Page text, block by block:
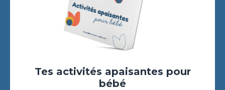
Tes activités apaisantes pour
bébé